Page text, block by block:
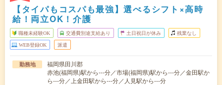
【タイパもコスパも最強】選べるシフト×高時
給！両立OK！介護
職種未経験OK 交通費別途支給あり 土日祝日が休み 残業なし
WEB登録OK 派遣
勤務地
福岡県田川郡
赤池(福岡県)駅から---分／市場(福岡県)駅から---分／金田駅か
ら---分／上金田駅から---分／人見駅から---分